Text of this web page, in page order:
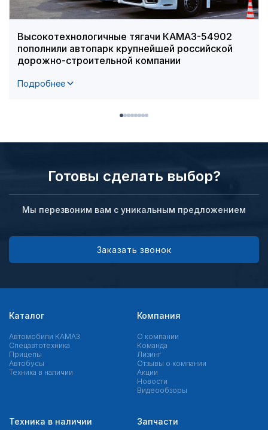
Высокотехнологичные тягачи КАМАЗ-54902
пополнили автопарк крупнейшей российской
дорожно-строительной компании
Подробнее
Готовы сделать выбор?
Мы перезвоним вам с уникальным предложением
Заказать звонок
Каталог
Автомобили КАМАЗ
Спецавтотехника
Прицепы
Автобусы
Техника в наличии
Компания
О компании
Команда
Лизинг
Отзывы о компании
Акции
Новости
Видеообзоры
Техника в наличии
Запчасти